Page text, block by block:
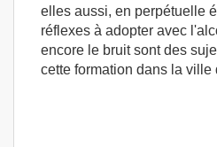
elles aussi, en perpétuelle
réflexes à adopter avec
encore le bruit sont des
cette formation dans la ville